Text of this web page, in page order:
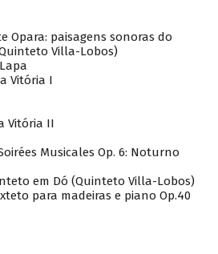
Opara: paisagens sonoras do
Villa-Lobos)
Vitória I
II
Musicales Op. 6: Noturno
em Dó (Quinteto Villa-Lobos)
para madeiras e piano Op.40